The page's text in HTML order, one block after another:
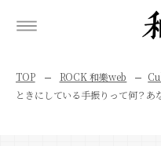
TOP ROCK 和樂web
ときにしている手振りって何？あ